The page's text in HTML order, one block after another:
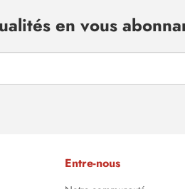
en vous
Entre-nous